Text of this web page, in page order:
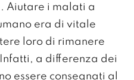
Aiutare i malati a
era di vitale
loro di rimanere
a differenza dei
essere consegnati al